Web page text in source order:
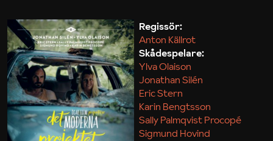
Maja Kekonius
Regissör:
Anton Källrot
Skådespelare:
Ylva Olaison
Jonathan Silén
Eric Stern
Karin Bengtsson
Sally Palmqvist Procopé
Sigmund Hovind